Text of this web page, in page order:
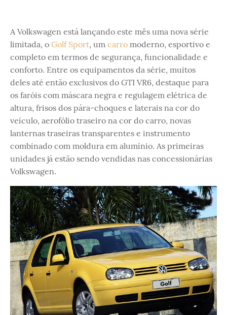
A Volkswagen está lançando este mês uma nova série
limitada, o Golf Sport, um carro moderno, esportivo e
completo em termos de segurança, funcionalidade e
conforto. Entre os equipamentos da série, muitos
deles até então exclusivos do GTI VR6, destaque para
os faróis com máscara negra e regulagem elétrica de
altura, frisos dos pára-choques e laterais na cor do
veículo, aerofólio traseiro na cor do carro, novas
lanternas traseiras transparentes e instrumento
combinado com moldura em alumínio. As primeiras
unidades já estão sendo vendidas nas concessionárias
Volkswagen.